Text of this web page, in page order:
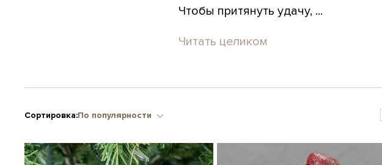
Чтобы притянуть удачу, ...
Читать целиком
Сортировка:По популярности